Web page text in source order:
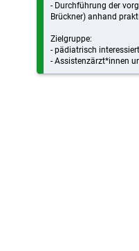
- Durchführung der
Brückner) anhand
Zielgruppe:
- pädiatrisch
- Assistenzärzt*innen